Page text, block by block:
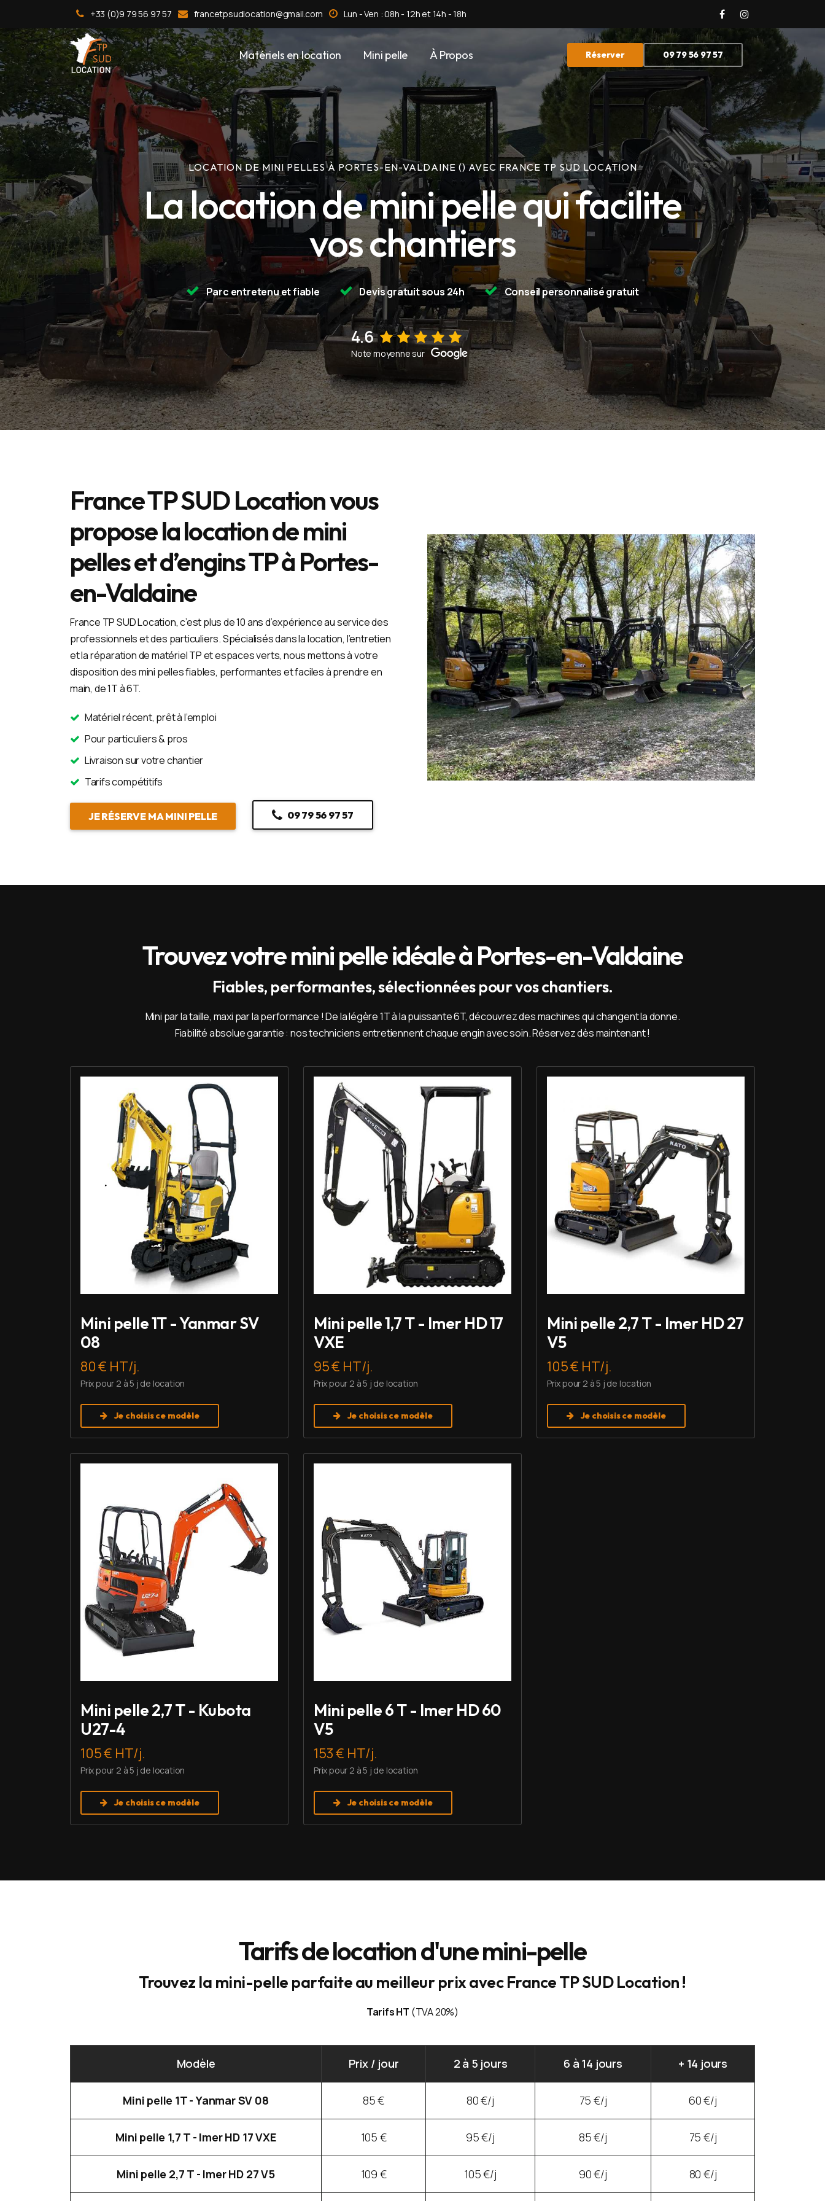
+33 (0)9 79 56 97 57 francetpsudlocation@gmail.com Lun - Ven : 08h - 12h et 14h - 18h
Matériels en location Mini pelle À Propos Réserver 09 79 56 97 57
LOCATION DE MINI PELLES À PORTES-EN-VALDAINE () AVEC FRANCE TP SUD LOCATION
La location de mini pelle qui facilite
vos chantiers
Parc entretenu et fiable Devis gratuit sous 24h Conseil personnalisé gratuit
Voir sur la fiche d'établissement Google
4.6
Note moyenne sur
France TP SUD Location vous
propose la location de mini
pelles et d’engins TP à Portes-
en-Valdaine
France TP SUD Location, c’est plus de 10 ans d’expérience au service des
professionnels et des particuliers. Spécialisés dans la location, l’entretien
et la réparation de matériel TP et espaces verts, nous mettons à votre
disposition des mini pelles fiables, performantes et faciles à prendre en
main, de 1T à 6T.
Matériel récent, prêt à l’emploi
Pour particuliers & pros
Livraison sur votre chantier
Tarifs compétitifs
JE RÉSERVE MA MINI PELLE 09 79 56 97 57
Trouvez votre mini pelle idéale à Portes-en-Valdaine
Fiables, performantes, sélectionnées pour vos chantiers.
Mini par la taille, maxi par la performance ! De la légère 1T à la puissante 6T, découvrez des machines qui changent la donne.
Fiabilité absolue garantie : nos techniciens entretiennent chaque engin avec soin. Réservez dès maintenant !
Mini pelle 1T - Yanmar SV
08
80 € HT/j.
Prix pour 2 à 5 j de location
Je choisis ce modèle
Louer Mini pelle 1T - Yanmar SV 08
Mini pelle 1,7 T - Imer HD 17
VXE
95 € HT/j.
Prix pour 2 à 5 j de location
Je choisis ce modèle
Louer Mini pelle 1,7 T - Imer HD 17 VXE
Mini pelle 2,7 T - Imer HD 27
V5
105 € HT/j.
Prix pour 2 à 5 j de location
Je choisis ce modèle
Louer Mini pelle 2,7 T - Imer HD 27 V5
Mini pelle 2,7 T - Kubota
U27-4
105 € HT/j.
Prix pour 2 à 5 j de location
Je choisis ce modèle
Louer Mini pelle 2,7 T - Kubota U27-4
Mini pelle 6 T - Imer HD 60
V5
153 € HT/j.
Prix pour 2 à 5 j de location
Je choisis ce modèle
Louer Mini pelle 6 T - Imer HD 60 V5
Tarifs de location d'une mini-pelle
Trouvez la mini-pelle parfaite au meilleur prix avec France TP SUD Location !
Tarifs HT (TVA 20%)
Modèle Prix / jour 2 à 5 jours 6 à 14 jours + 14 jours
Mini pelle 1T - Yanmar SV 08 85 € 80 €/j 75 €/j 60 €/j
Mini pelle 1,7 T - Imer HD 17 VXE 105 € 95 €/j 85 €/j 75 €/j
Mini pelle 2,7 T - Imer HD 27 V5 109 € 105 €/j 90 €/j 80 €/j